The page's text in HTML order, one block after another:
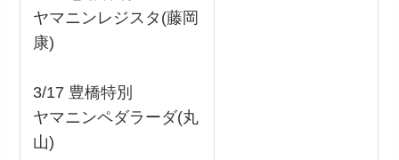
ヤマニンレジスタ(藤岡
康)
3/17 豊橋特別
ヤマニンペダラーダ(丸
山)